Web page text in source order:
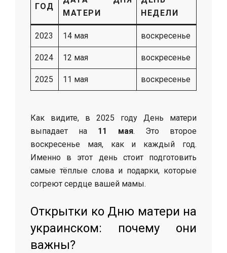
ГОД
МАТЕРИ
НЕДЕЛИ
2023 14 мая воскресенье
2024 12 мая воскресенье
2025 11 мая воскресенье
Как видите, в 2025 году День матери
выпадает на 11 мая. Это второе
воскресенье мая, как и каждый год.
Именно в этот день стоит подготовить
самые тёплые слова и подарки, которые
согреют сердце вашей мамы.
Открытки ко Дню матери на
украинском: почему они
важны?